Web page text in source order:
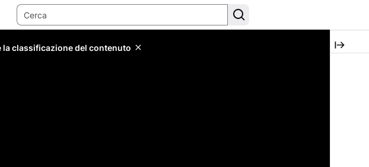
classificazione del contenuto